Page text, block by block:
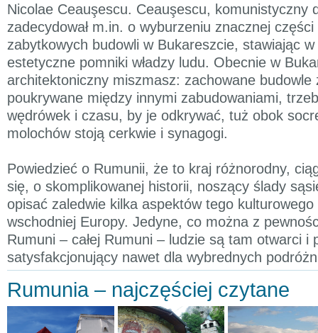
Nicolae Ceauşescu. Ceauşescu, komunistyczny
zadecydował m.in. o wyburzeniu znacznej
zabytkowych budowli w Bukareszcie, stawiając
estetyczne pomniki władzy ludu. Obecnie w
architektoniczny miszmasz: zachowane budowle
poukrywane między innymi zabudowaniami,
wędrówek i czasu, by je odkrywać, tuż obok
molochów stoją cerkwie i synagogi.
Powiedzieć o Rumunii, że to kraj różnorodny,
się, o skomplikowanej historii, noszący ślady
opisać zaledwie kilka aspektów tego kulturowego
wschodniej Europy. Jedyne, co można z
Rumuni – całej Rumuni – ludzie są tam otwarci i
satysfakcjonujący nawet dla wybrednych
Rumunia – najczęściej czytane